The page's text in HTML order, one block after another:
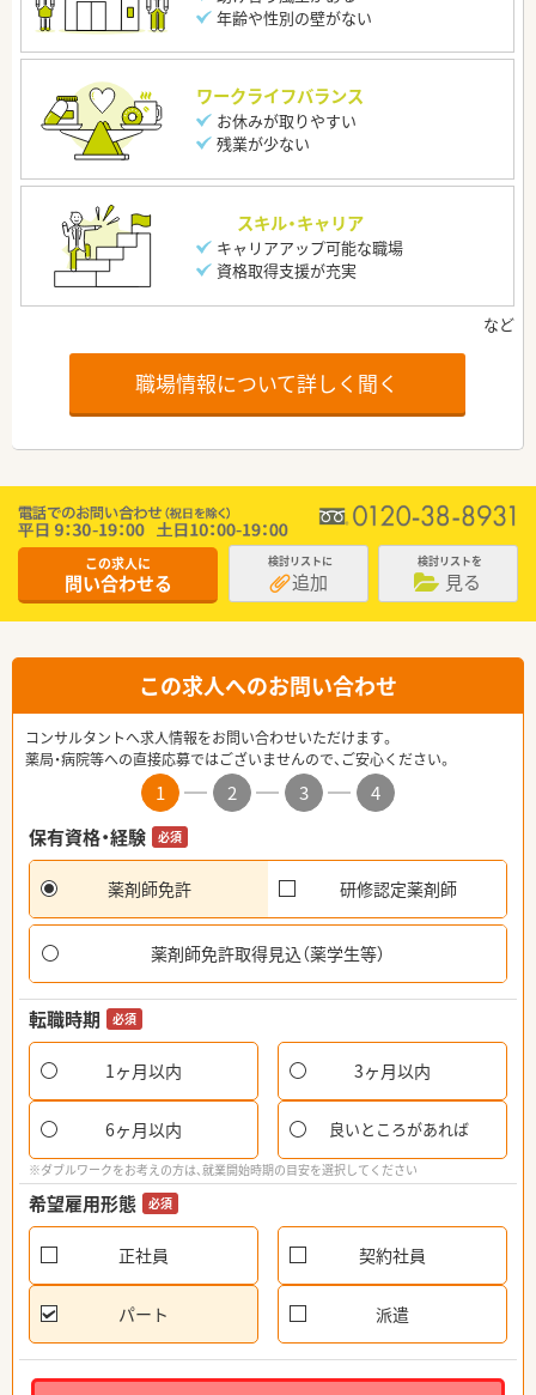
年齢や性別の壁がない
ワークライフバランス
お休みが取りやすい
残業が少ない
スキル・キャリア
キャリアアップ可能な職場
資格取得支援が充実
職場情報について詳しく聞く
この求人に
問い合わせる
検討リストに
追加
検討リストを
見る
この求人へのお問い合わせ
コンサルタントへ求人情報をお問い合わせいただけます。
薬局・病院等への直接応募ではございませんので、ご安心ください。
1 2 3
4
保有資格・経験
必須
薬剤師免許 研修認定薬剤師
薬剤師免許取得見込（薬学生等）
転職時期 必須
1ヶ月以内 3ヶ月以内
6ヶ月以内 良いところがあれば
※ダブルワークをお考えの方は、就業開始時期の目安を選択してください
希望雇用形態 必須
正社員 契約社員
パート 派遣